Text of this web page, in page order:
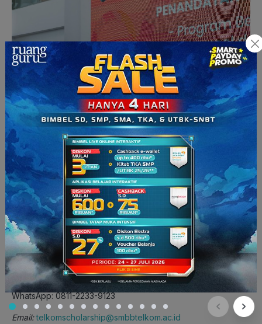
(Sumber :www.detik.com)
Deadline pendaftarannya masih semingguan lebih
kamu jangan sampai lengahya. Lebih baik persiapkan diri dari
sekarang agar nanti ketika pendaftaran sudah ditutup kamu
tidak menyesal karena ada dokumen yang terlewat. Kamu
bisa melihat informasi mengenaiTelkomsel Scholarship with
Ikatan Dinas di https://www.instagram.com/p/CPAzfhLr20n/
Informasi dan Kontak:
Website: https://tsp.smbbtelkom.ac.id/
Telepon: 0811-2025-200/ 0811-2025-300
WhatsApp: 0811-2233-9123
Email: telkomscholarship@smbbtelkom.ac.id